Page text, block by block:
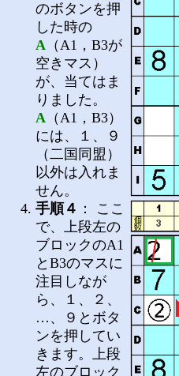
のボタンを押
した時の
A（A1，B3が
空きマス）
が、当てはま
りました。
A（A1，B3）
には、１、９
（二国同盟）
以外は入れま
せん。
手順４ ： ここ
で、上段左の
ブロックのA1
とB3のマスに
注目しなが
ら、１、２、
…、９とボタ
ンを押してい
きます。上段
左のブロック